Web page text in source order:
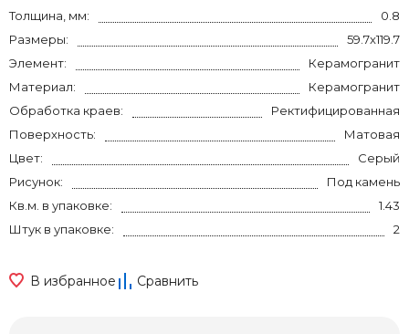
Толщина, мм:
0.8
Размеры:
59.7x119.7
Элемент:
Керамогранит
Материал:
Керамогранит
Обработка краев:
Ректифицированная
Поверхность:
Матовая
Цвет:
Серый
Рисунок:
Под камень
Кв.м. в упаковке:
1.43
Штук в упаковке:
2
В избранное Сравнить